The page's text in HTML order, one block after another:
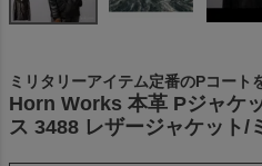
ミリタリーアイテム定番のPコート
Horn Works 本革 Pジャケ
ス 3488 レザージャケット/